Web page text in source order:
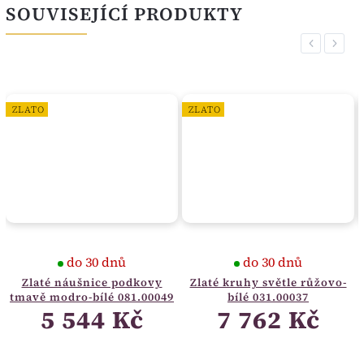
SOUVISEJÍCÍ PRODUKTY
Previous
ZLATO
Zlaté náušnice podkovy
tmavě modro-bílé 081.00049
do 30 dnů
5 544 Kč
ZLATO
Zlaté kruhy světle růžovo-
bílé 031.00037
do 30 dnů
7 762 Kč
Next